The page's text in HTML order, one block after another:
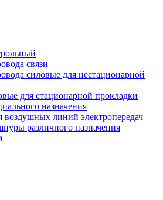
связи
силовые для нестационарной
для стационарной прокладки
назначения
воздушных линий электропередач
различного назначения